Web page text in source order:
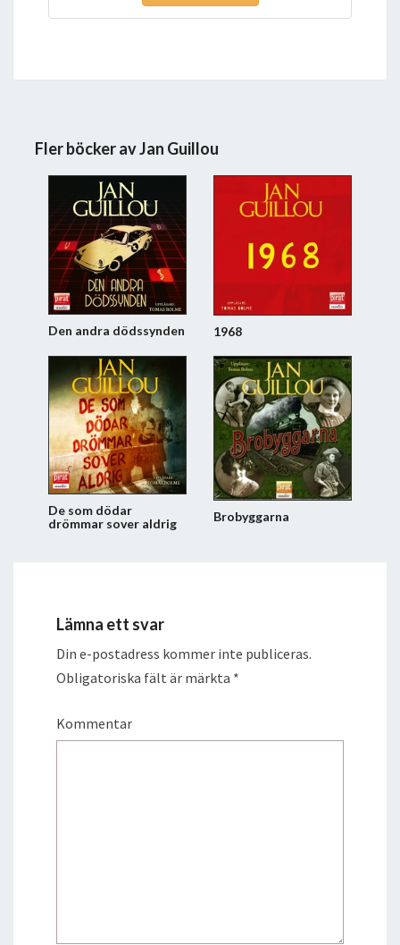
Fler böcker av Jan Guillou
Den andra dödssynden 1968
De som dödar
drömmar sover aldrig
Brobyggarna
Lämna ett svar
Din e-postadress kommer inte publiceras.
Obligatoriska fält är märkta *
Kommentar